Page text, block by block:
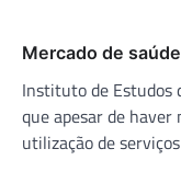
Mercado de
Instituto de Estudos
que apesar de
utilização de